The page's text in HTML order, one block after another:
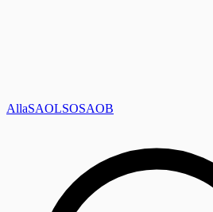
AllaSAOLSOSAOB